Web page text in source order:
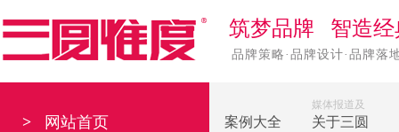
筑梦品牌 智造经
品牌策略·品牌设计·品牌落
> 网站首页 案例大全
媒体报道及
关于三圆